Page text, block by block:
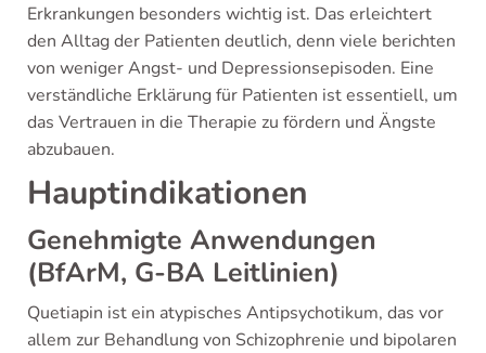
Erkrankungen besonders wichtig ist. Das erleichtert
den Alltag der Patienten deutlich, denn viele berichten
von weniger Angst- und Depressionsepisoden. Eine
verständliche Erklärung für Patienten ist essentiell, um
das Vertrauen in die Therapie zu fördern und Ängste
abzubauen.
Hauptindikationen
Genehmigte Anwendungen
(BfArM, G-BA Leitlinien)
Quetiapin ist ein atypisches Antipsychotikum, das vor
allem zur Behandlung von Schizophrenie und bipolaren